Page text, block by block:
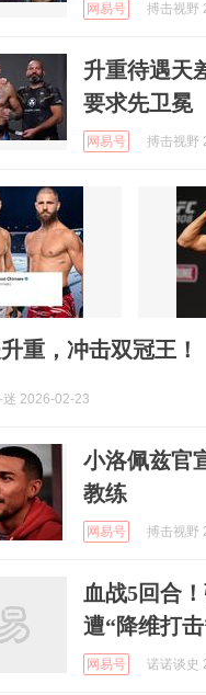
网易号 搏击视野
升重待遇天
要求先卫冕
网易号 搏击视野
重，冲击双冠王！
迷 2026-02-23
小洛佩兹官
教练
网易号 搏击视野
血战5回合
遭“降维打击
网易号 诺诺谈史